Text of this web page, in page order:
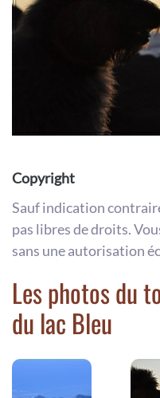
Copyright
Sauf indication
pas libres de droits.
sans une autorisation
Les photos du
du lac Bleu